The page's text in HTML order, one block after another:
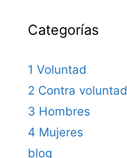
Categorías
1 Voluntad
2 Contra voluntad
3 Hombres
4 Mujeres
blog